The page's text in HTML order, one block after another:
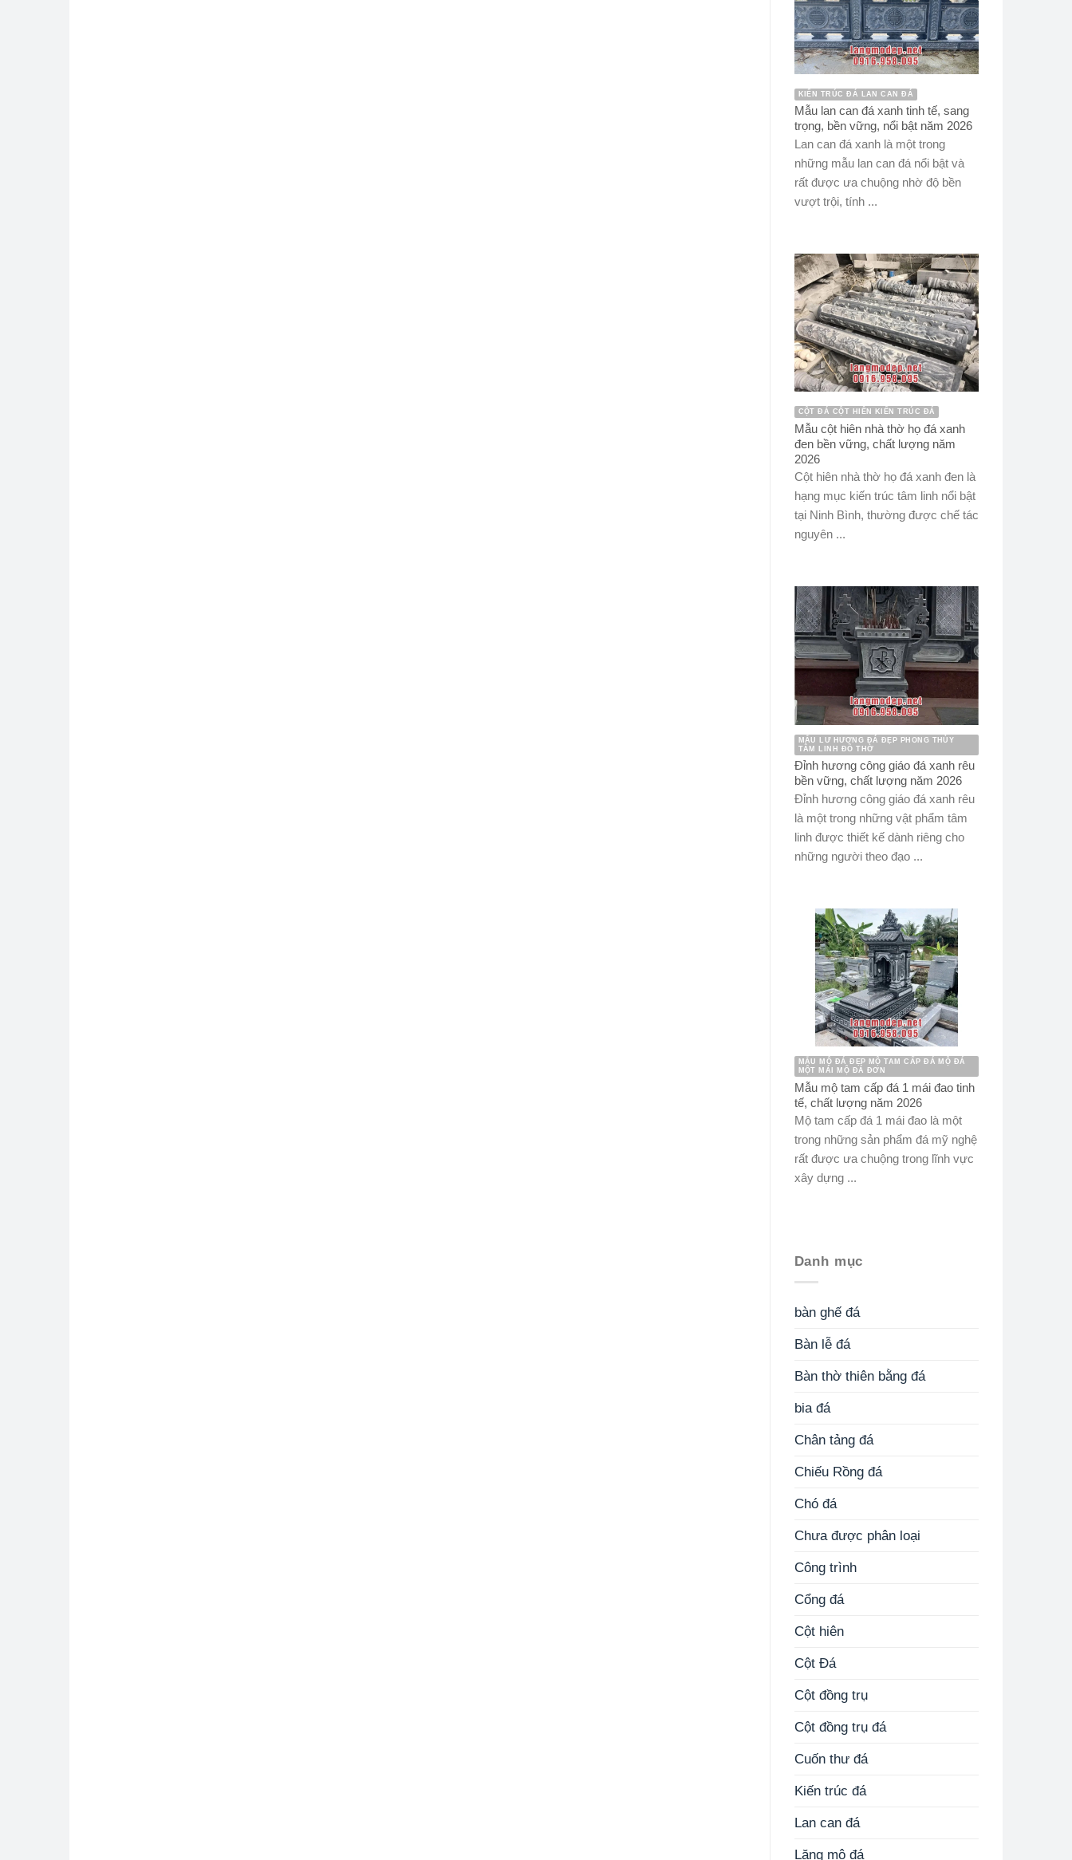
KIẾN TRÚC ĐÁ LAN CAN ĐÁ
Mẫu lan can đá xanh tinh tế, sang
trọng, bền vững, nổi bật năm 2026
Lan can đá xanh là một trong
những mẫu lan can đá nổi bật và
rất được ưa chuộng nhờ độ bền
vượt trội, tính ...
CỘT ĐÁ CỘT HIÊN KIẾN TRÚC ĐÁ
Mẫu cột hiên nhà thờ họ đá xanh
đen bền vững, chất lượng năm
2026
Cột hiên nhà thờ họ đá xanh đen là
hạng mục kiến trúc tâm linh nổi bật
tại Ninh Bình, thường được chế tác
nguyên ...
MẪU LƯ HƯƠNG ĐÁ ĐẸP PHONG THỦY
TÂM LINH ĐỒ THỜ
Đỉnh hương công giáo đá xanh rêu
bền vững, chất lượng năm 2026
Đỉnh hương công giáo đá xanh rêu
là một trong những vật phẩm tâm
linh được thiết kế dành riêng cho
những người theo đạo ...
MẪU MỘ ĐÁ ĐẸP MỘ TAM CẤP ĐÁ MỘ ĐÁ
MỘT MÁI MỘ ĐÁ ĐƠN
Mẫu mộ tam cấp đá 1 mái đao tinh
tế, chất lượng năm 2026
Mộ tam cấp đá 1 mái đao là một
trong những sản phẩm đá mỹ nghệ
rất được ưa chuộng trong lĩnh vực
xây dựng ...
Danh mục
bàn ghế đá
Bàn lễ đá
Bàn thờ thiên bằng đá
bia đá
Chân tảng đá
Chiếu Rồng đá
Chó đá
Chưa được phân loại
Công trình
Cổng đá
Cột hiên
Cột Đá
Cột đồng trụ
Cột đồng trụ đá
Cuốn thư đá
Kiến trúc đá
Lan can đá
Lăng mộ đá